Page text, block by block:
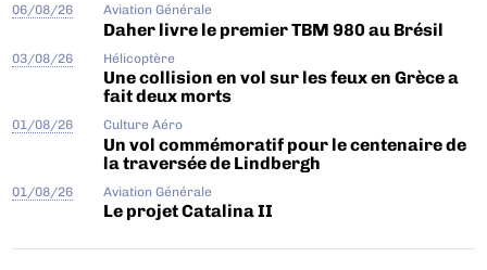
06/08/26 Aviation Générale
Daher livre le premier TBM 980 au Brésil
03/08/26 Hélicoptère
Une collision en vol sur les feux en Grèce a
fait deux morts
01/08/26 Culture Aéro
Un vol commémoratif pour le centenaire de
la traversée de Lindbergh
01/08/26 Aviation Générale
Le projet Catalina II